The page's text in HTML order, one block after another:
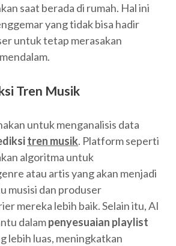
saat berada di rumah. Hal ini
yang tidak bisa hadir
untuk tetap merasakan
Tren Musik
untuk menganalisis data
tren musik. Platform seperti
algoritma untuk
atau artis yang akan menjadi
musisi dan produser
mereka lebih baik. Selain itu, AI
dalampenyesuaian playlist
lebih luas, meningkatkan